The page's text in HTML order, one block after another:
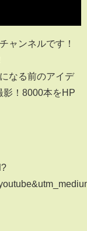
ャンネルです！
なる前のアイデ
影！8000本をHP